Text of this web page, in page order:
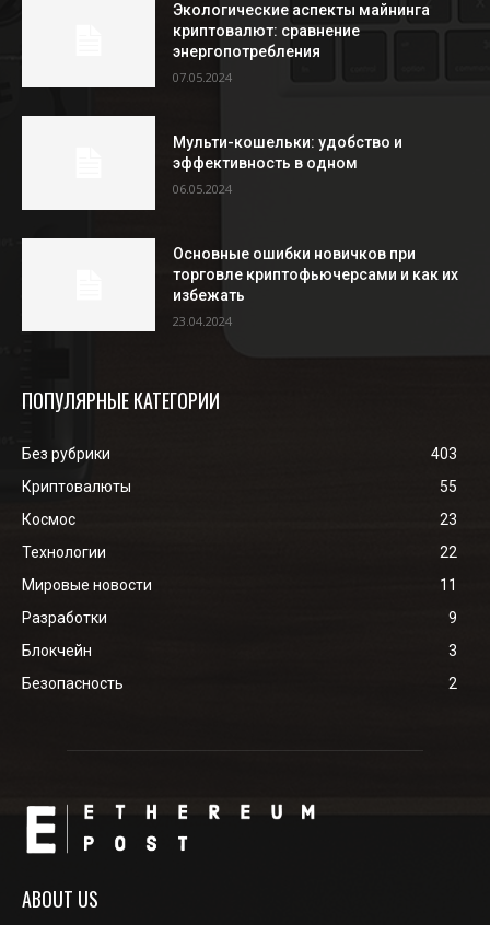
Экологические аспекты майнинга
криптовалют: сравнение
энергопотребления
07.05.2024
Мульти-кошельки: удобство и
эффективность в одном
06.05.2024
Основные ошибки новичков при
торговле криптофьючерсами и как их
избежать
23.04.2024
ПОПУЛЯРНЫЕ КАТЕГОРИИ
Без рубрики
403
Криптовалюты
55
Космос
23
Технологии
22
Мировые новости
11
Разработки
9
Блокчейн
3
Безопасность
2
ABOUT US